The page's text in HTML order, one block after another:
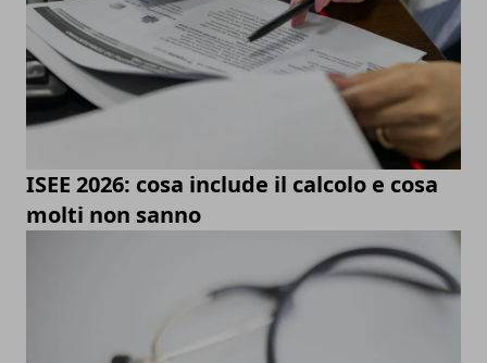
ISEE 2026: cosa include il calcolo e cosa
molti non sanno